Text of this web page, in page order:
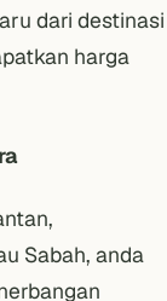
dari destinasi
harga
Sabah, anda